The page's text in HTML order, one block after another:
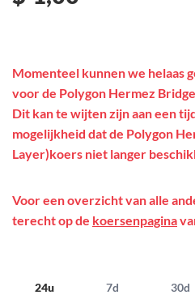
24u 7d 30d
Momenteel kunnen we helaas
voor de Polygon Hermez
Dit kan te wijten zijn aan een
mogelijkheid dat de Polygon
Layer)koers niet langer
Voor een overzicht van alle
terecht op de koersenpagina